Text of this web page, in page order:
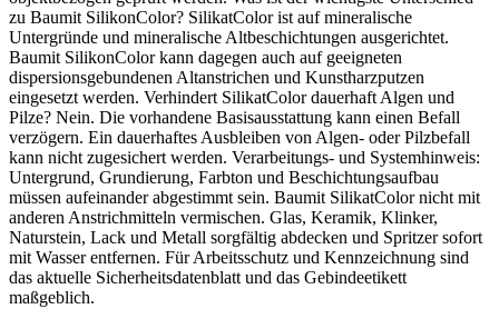
zu Baumit SilikonColor? SilikatColor ist auf mineralische
Untergründe und mineralische Altbeschichtungen ausgerichtet.
Baumit SilikonColor kann dagegen auch auf geeigneten
dispersionsgebundenen Altanstrichen und Kunstharzputzen
eingesetzt werden. Verhindert SilikatColor dauerhaft Algen und
Pilze? Nein. Die vorhandene Basisausstattung kann einen Befall
verzögern. Ein dauerhaftes Ausbleiben von Algen- oder Pilzbefall
kann nicht zugesichert werden. Verarbeitungs- und Systemhinweis:
Untergrund, Grundierung, Farbton und Beschichtungsaufbau
müssen aufeinander abgestimmt sein. Baumit SilikatColor nicht mit
anderen Anstrichmitteln vermischen. Glas, Keramik, Klinker,
Naturstein, Lack und Metall sorgfältig abdecken und Spritzer sofort
mit Wasser entfernen. Für Arbeitsschutz und Kennzeichnung sind
das aktuelle Sicherheitsdatenblatt und das Gebindeetikett
maßgeblich.